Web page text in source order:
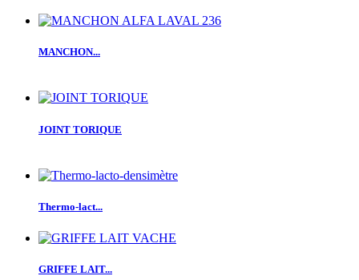
MANCHON...
JOINT TORIQUE
Thermo-lact...
GRIFFE LAIT...